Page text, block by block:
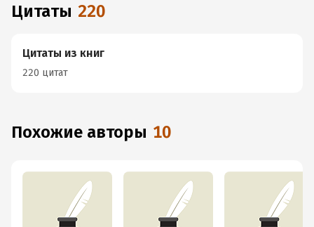
Цитаты 220
Цитаты из книг
220 цитат
Похожие авторы 10